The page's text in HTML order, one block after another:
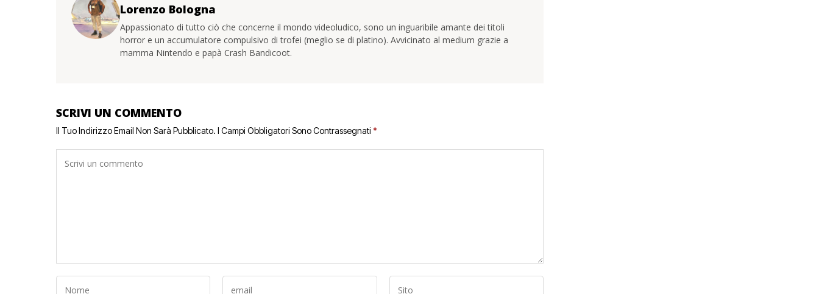
Lorenzo Bologna
Appassionato di tutto ciò che concerne il mondo videoludico, sono un inguaribile amante dei titoli
horror e un accumulatore compulsivo di trofei (meglio se di platino). Avvicinato al medium grazie a
mamma Nintendo e papà Crash Bandicoot.
SCRIVI UN COMMENTO
Il Tuo Indirizzo Email Non Sarà Pubblicato. I Campi Obbligatori Sono Contrassegnati *